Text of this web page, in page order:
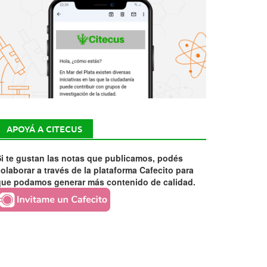
APOYÁ A CITECUS
te gustan las notas que publicamos, podés
a través de la plataforma Cafecito para
podamos generar más contenido de calidad.